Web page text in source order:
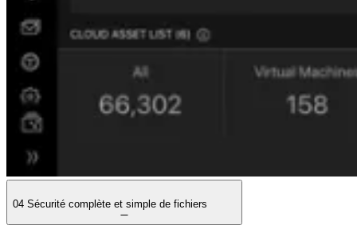
04 Sécurité complète et simple de fichiers